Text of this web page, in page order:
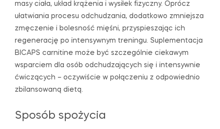
masy ciała, układ krążenia i wysiłek fizyczny. Oprócz
ułatwiania procesu odchudzania, dodatkowo zmniejsza
zmęczenie i bolesność mięśni, przyspieszając ich
regenerację po intensywnym treningu. Suplementacja
BICAPS carnitine może być szczególnie ciekawym
wsparciem dla osób odchudzających się i intensywnie
ćwiczących – oczywiście w połączeniu z odpowiednio
zbilansowaną dietą.
Sposób spożycia